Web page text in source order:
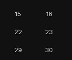
15 16
22 23
29 30